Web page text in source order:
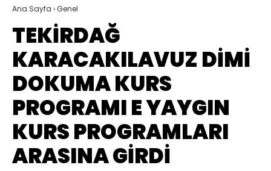
Ana Sayfa ›Genel
TEKİRDAĞ
KARACAKILAVUZ DİMİ
DOKUMA KURS
PROGRAMI E YAYGIN
KURS PROGRAMLARI
ARASINA GİRDİ